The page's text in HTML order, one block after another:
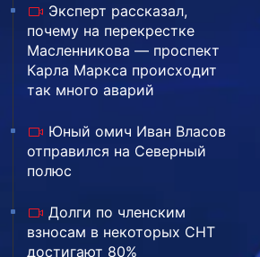
Эксперт рассказал,
почему на перекрестке
Масленникова — проспект
Карла Маркса происходит
так много аварий
Юный омич Иван Власов
отправился на Северный
полюс
Долги по членским
взносам в некоторых СНТ
достигают 80%